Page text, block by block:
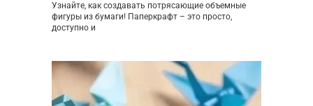
Узнайте, как создавать потрясающие объемные
фигуры из бумаги! Паперкрафт – это просто,
доступно и